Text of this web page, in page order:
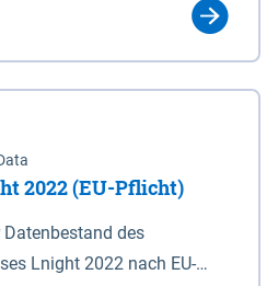
1 : 5 000 (AK5) im
Europäischen
1989 (ETRS 89) mit
Mercator-Abbildung
N (UTM 32N) dargestellt
für die geografischen
2022 (EU-Pflicht)
des
Lnight 2022 nach EU-